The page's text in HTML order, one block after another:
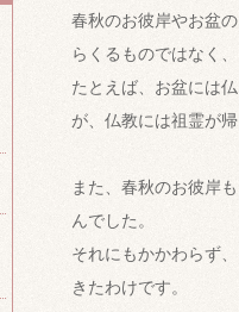
春秋のお彼岸やお盆
らくるものではなく
たとえば、お盆には
が、仏教には祖霊が
また、春秋のお彼岸
んでした。
それにもかかわらず
きたわけです。